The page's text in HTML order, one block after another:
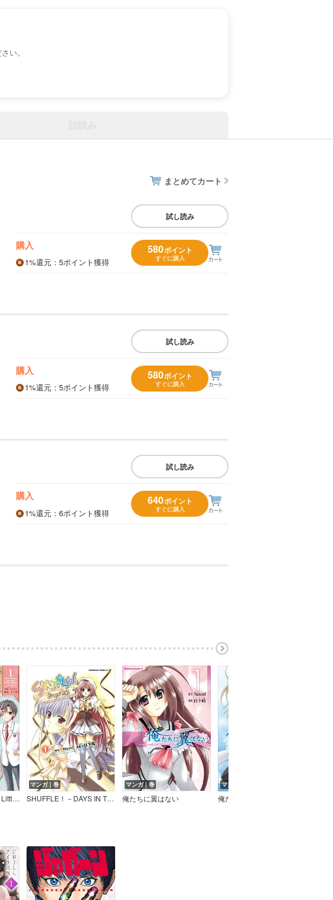
い。
まとめてカート
試し読み
購入
1%還元 ：5ポイント獲得
580ポイント
すぐに購入
試し読み
購入
1%還元 ：5ポイント獲得
580ポイント
すぐに購入
試し読み
購入
1%還元 ：6ポイント獲得
640ポイント
すぐに購入
大図書館の羊飼い the Little Lutra lutra
マンガ｜巻
SHUFFLE！－DAYS IN THE BLOOM－
マンガ｜巻
俺たちに翼はない
マンガ｜巻